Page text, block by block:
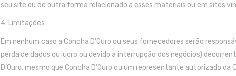
seu site ou de outra forma relacionado a esses materiais ou em sites
4. Limitações
Em nenhum caso a Concha D’Ouro ou seus fornecedores serão
perda de dados ou lucro ou devido a interrupção dos negócios)
D’Ouro, mesmo que Concha D’Ouro ou um representante autorizado